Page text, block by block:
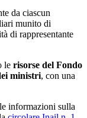
da ciascun
munito di
di rappresentante
le risorse del Fondo
ministri, con una
informazioni sulla